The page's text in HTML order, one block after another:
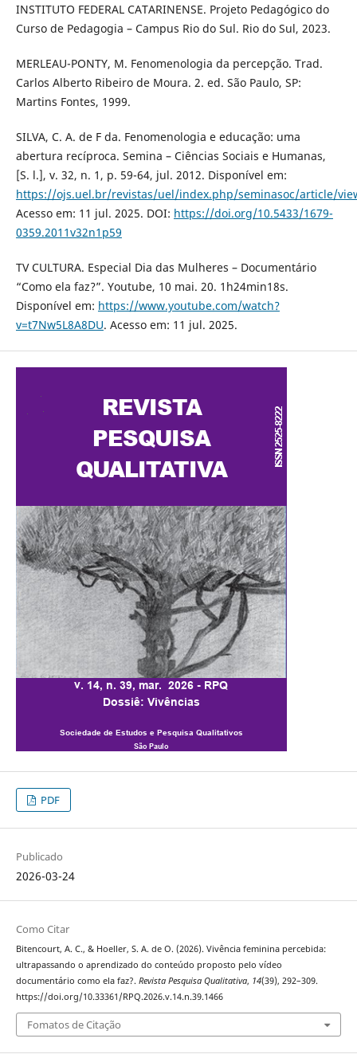
INSTITUTO FEDERAL CATARINENSE. Projeto Pedagógico do
Curso de Pedagogia – Campus Rio do Sul. Rio do Sul, 2023.
MERLEAU-PONTY, M. Fenomenologia da percepção. Trad.
Carlos Alberto Ribeiro de Moura. 2. ed. São Paulo, SP:
Martins Fontes, 1999.
SILVA, C. A. de F da. Fenomenologia e educação: uma
abertura recíproca. Semina – Ciências Sociais e Humanas,
[S. l.], v. 32, n. 1, p. 59-64, jul. 2012. Disponível em:
https://ojs.uel.br/revistas/uel/index.php/seminasoc/article/
Acesso em: 11 jul. 2025. DOI: https://doi.org/10.5433/1679-
0359.2011v32n1p59
TV CULTURA. Especial Dia das Mulheres – Documentário
“Como ela faz?”. Youtube, 10 mai. 20. 1h24min18s.
Disponível em: https://www.youtube.com/watch?
v=t7Nw5L8A8DU. Acesso em: 11 jul. 2025.
PDF
Publicado
2026-03-24
Como Citar
Bitencourt, A. C., & Hoeller, S. A. de O. (2026). Vivência feminina percebida:
ultrapassando o aprendizado do conteúdo proposto pelo vídeo
documentário como ela faz?. Revista Pesquisa Qualitativa, 14(39), 292–309.
https://doi.org/10.33361/RPQ.2026.v.14.n.39.1466
Fomatos de Citação